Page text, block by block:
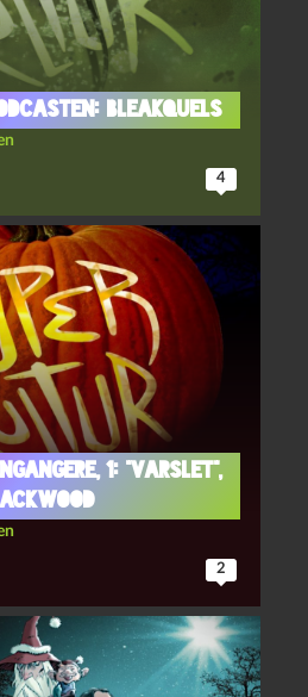
Bleakquels
4
1: “Varslet”,
2